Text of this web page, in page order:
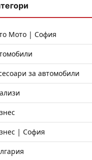
Мото | София
за автомобили
| София